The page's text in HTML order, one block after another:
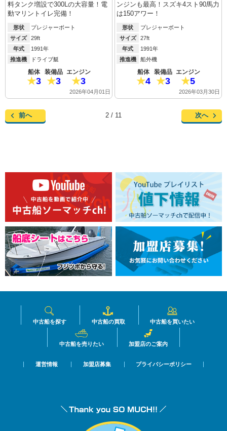
料タンク増設で300Lの大容量！電
動マリントイレ完備！
形状
プレジャーボート
サイズ
29ft
年式
1991年
推進機
ドライブ艇
船体
3
装備品
3
エンジン
3
2026年04月01日
ンジンも最高！スズキ4スト90馬力
は150アワー！
形状
プレジャーボート
サイズ
27ft
年式
1991年
推進機
船外機
船体
4
装備品
3
エンジン
5
2026年03月30日
前へ 2 / 11 次へ
中古船を探す 中古船の買取 中古船を買いたい
中古船を売りたい 加盟店のご案内
運営情報 加盟店募集 プライバシーポリシー